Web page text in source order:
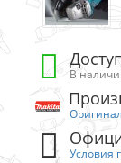
В
Условия